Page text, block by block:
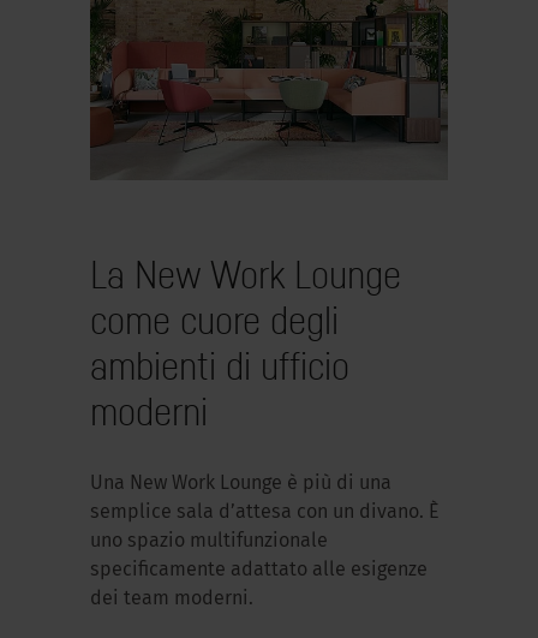
La New Work Lounge
come cuore degli
ambienti di ufficio
moderni
Una New Work Lounge è più di una
semplice sala d’attesa con un divano. È
uno spazio multifunzionale
specificamente adattato alle esigenze
dei team moderni.